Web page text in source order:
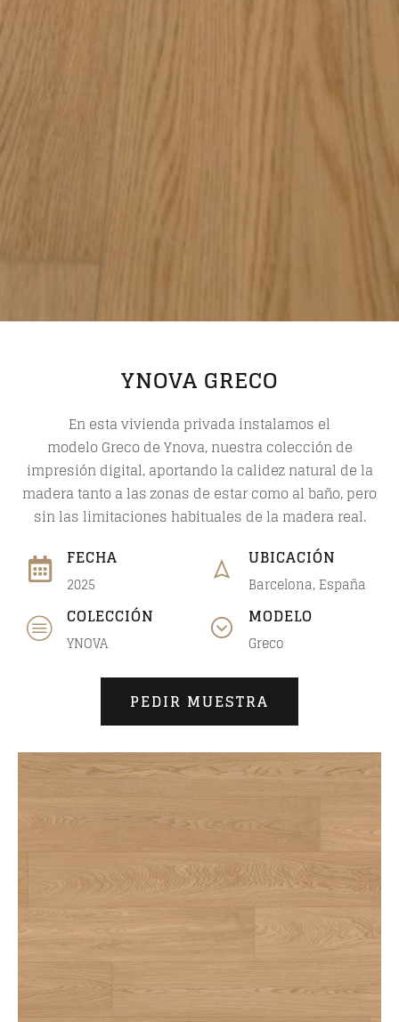
YNOVA GRECO
En esta vivienda privada instalamos el
modeloGrecodeYnova, nuestra colección de
impresión digital, aportando la calidez natural de la
madera tanto a las zonas de estar como al baño, pero
sin las limitaciones habituales de la madera real.
FECHA
2025
UBICACIÓN
Barcelona, España
COLECCIÓN
YNOVA
MODELO
Greco
PEDIR MUESTRA